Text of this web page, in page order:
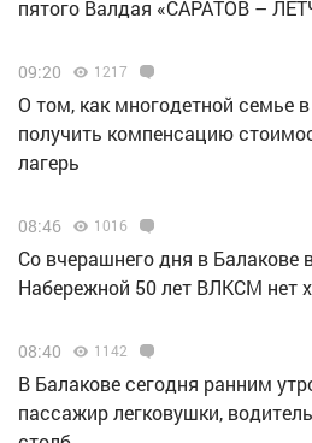
пятого Валдая «САРАТОВ –
09:20 1217
О том, как многодетной семье
получить компенсацию
лагерь
08:46 1016
Со вчерашнего дня в Балакове
Набережной 50 лет ВЛКСМ нет
08:40 1142
В Балакове сегодня ранним
пассажир легковушки,